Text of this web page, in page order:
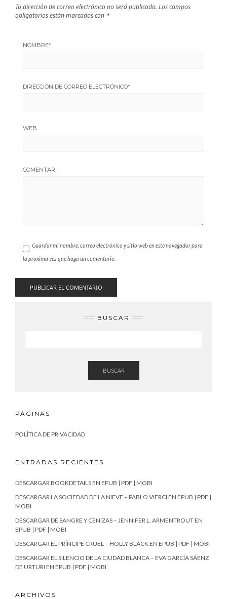
Tu dirección de correo electrónico no será publicada. Los campos
obligatorios están marcados con *
NOMBRE*
DIRECCIÓN DE CORREO ELECTRÓNICO*
WEB
COMENTAR
Guardar mi nombre, correo electrónico y sitio web en este navegador para
la próxima vez que haga un comentario.
BUSCAR
BUSCAR
PÁGINAS
POLÍTICA DE PRIVACIDAD
ENTRADAS RECIENTES
DESCARGAR BOOKDETAILS EN EPUB | PDF | MOBI
DESCARGAR LA SOCIEDAD DE LA NIEVE – PABLO VIERCI EN EPUB | PDF |
MOBI
DESCARGAR DE SANGRE Y CENIZAS – JENNIFER L. ARMENTROUT EN
EPUB | PDF | MOBI
DESCARGAR EL PRÍNCIPE CRUEL – HOLLY BLACK EN EPUB | PDF | MOBI
DESCARGAR EL SILENCIO DE LA CIUDAD BLANCA – EVA GARCÍA SÁENZ
DE URTURI EN EPUB | PDF | MOBI
ARCHIVOS